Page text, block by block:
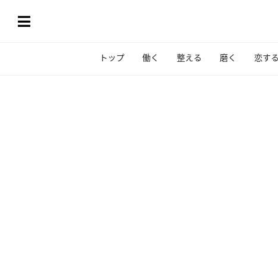
トップ 働く 整える 磨く 恋する